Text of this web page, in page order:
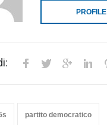
PROFILE
partito democratico